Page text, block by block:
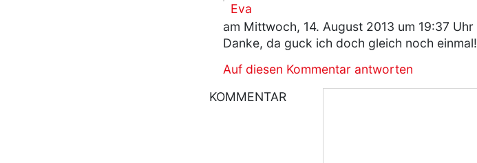
Eva
am Mittwoch, 14. August 2013 um 19:37 Uhr
Danke, da guck ich doch gleich noch einmal!
Auf diesen Kommentar antworten
KOMMENTAR